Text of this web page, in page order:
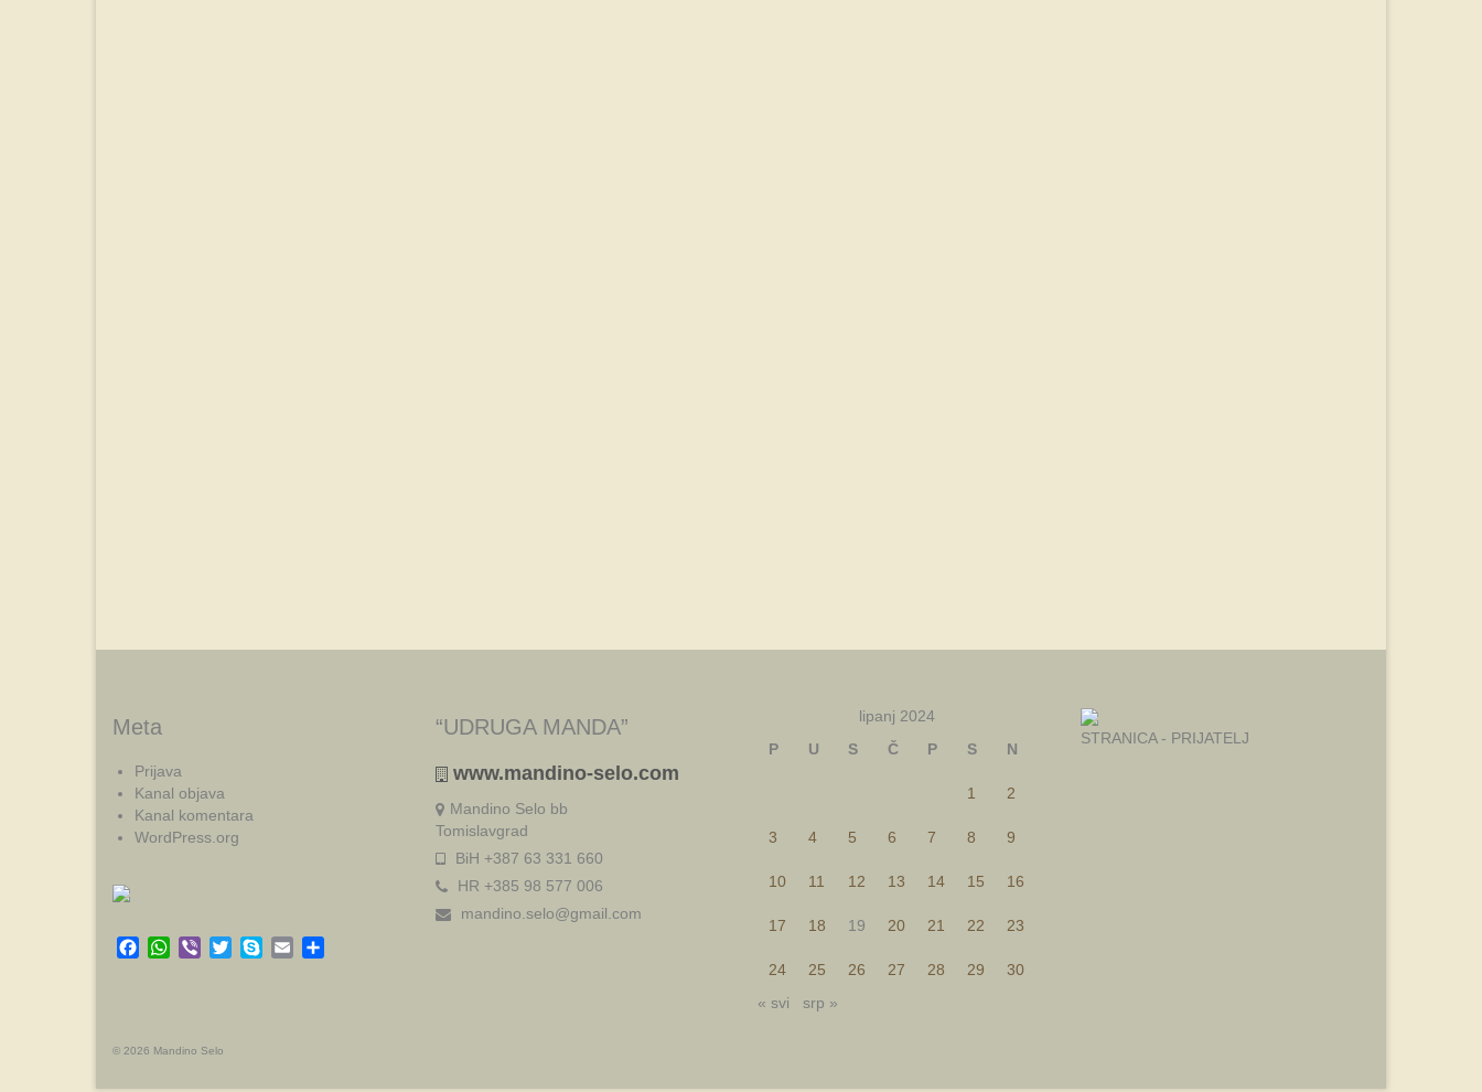
Meta
Prijava
Kanal objava
Kanal komentara
WordPress.org
Facebook
WhatsApp
Viber TwitterSkypeEmail
“UDRUGA MANDA”
www.mandino-selo.com
Mandino Selo bb
Tomislavgrad
BiH +387 63 331 660
HR +385 98 577 006
mandino.selo@gmail.com
lipanj 2024
P
U S Č P S N
1 2
3 4 5 6 7 8 9
10 11 12 13 14 15 16
17 18 19 20 21 22 23
24 25 26 27 28 29
30
« svi
srp »
STRANICA - PRIJATELJ
© 2026 Mandino Selo